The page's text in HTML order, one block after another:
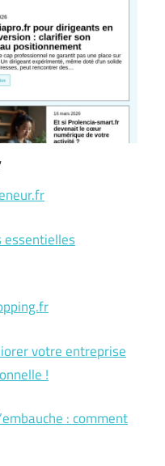
essentielles
votre entreprise
!
: comment